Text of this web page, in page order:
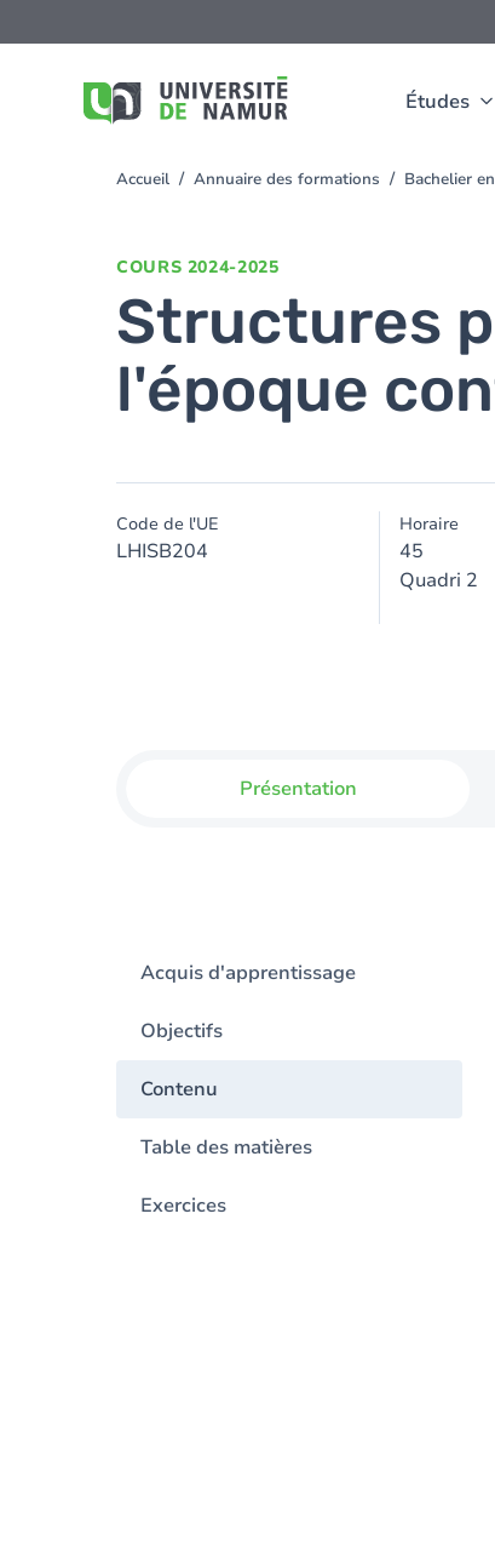
Études
au
You
Accueil Annuaire des formations Bachelier
COURS 2024-2025
Structures
l'époque
Code de l'UE
LHISB204
Horaire
45
Quadri 2
Présentation
Acquis d'apprentissage
Objectifs
Contenu
Table des matières
Exercices